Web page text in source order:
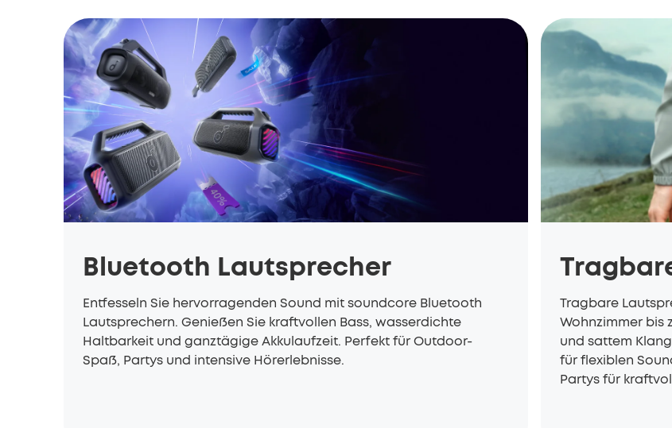
Bluetooth Lautsprecher
Entfesseln Sie hervorragenden Sound mit soundcore Bluetooth
Lautsprechern. Genießen Sie kraftvollen Bass, wasserdichte
Haltbarkeit und ganztägige Akkulaufzeit. Perfekt für Outdoor-
Spaß, Partys und intensive Hörerlebnisse.
Tragbare
Wohnzimmer bis
und sattem
für flexiblen
Partys für